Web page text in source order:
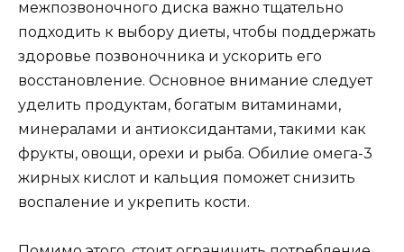
межпозвоночного диска важно тщательно
подходить к выбору диеты, чтобы поддержать
здоровье позвоночника и ускорить его
восстановление. Основное внимание следует
уделить продуктам, богатым витаминами,
минералами и антиоксидантами, такими как
фрукты, овощи, орехи и рыба. Обилие омега-3
жирных кислот и кальция поможет снизить
воспаление и укрепить кости.